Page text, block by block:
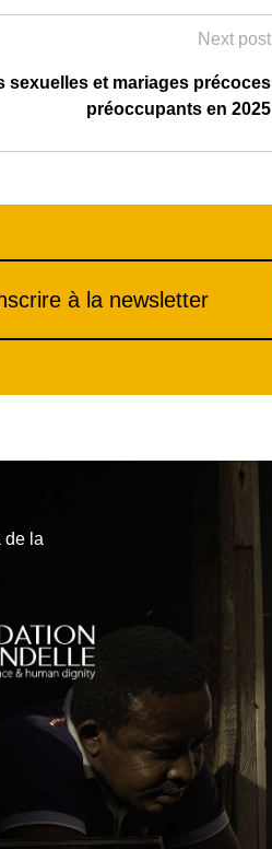
Next post
sexuelles et mariages précoces
préoccupants en 2025
à la newsletter
de la